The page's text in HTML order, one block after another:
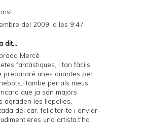
del 2009, a les 9:47
dit...
Mercè
fantàstiques, i tan fàcils
prepararé unes quantes per
tambe per als meus
que ja són majors
agraden les llepolies.
del car, felicitar-te i enviar-
una artista,t'ha